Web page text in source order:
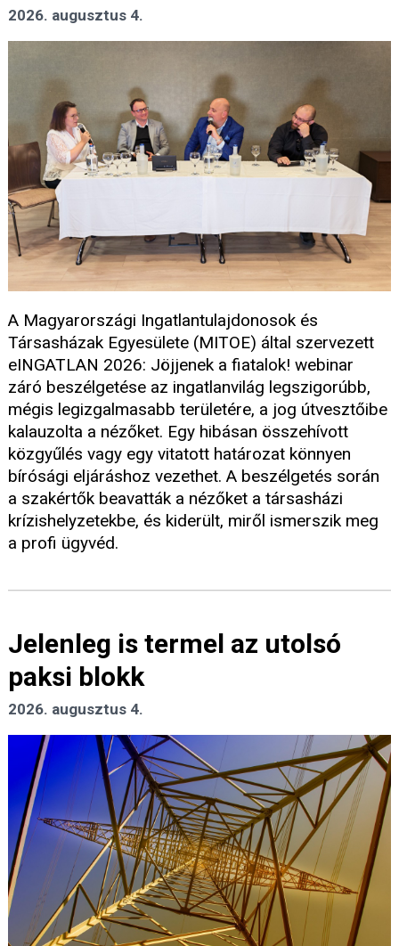
2026. augusztus 4.
A Magyarországi Ingatlantulajdonosok és
Társasházak Egyesülete (MITOE) által szervezett
eINGATLAN 2026: Jöjjenek a fiatalok! webinar
záró beszélgetése az ingatlanvilág legszigorúbb,
mégis legizgalmasabb területére, a jog útvesztőibe
kalauzolta a nézőket. Egy hibásan összehívott
közgyűlés vagy egy vitatott határozat könnyen
bírósági eljáráshoz vezethet. A beszélgetés során
a szakértők beavatták a nézőket a társasházi
krízishelyzetekbe, és kiderült, miről ismerszik meg
a profi ügyvéd.
Jelenleg is termel az utolsó
paksi blokk
2026. augusztus 4.